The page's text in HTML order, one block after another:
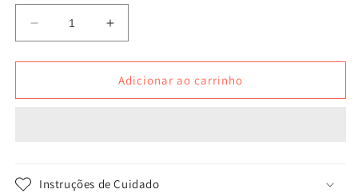
Diminuir
a
quantidade
Bolsa
White
Aumentar
a
quantidade
de
Bolsa
White
Adicionar ao carrinho
Instruções de Cuidado